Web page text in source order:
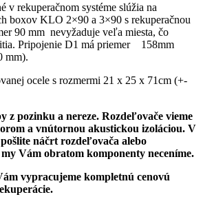
v rekuperačnom systéme slúžia na
boxov KLO 2×90 a 3×90 s rekuperačnou
90 mm nevyžaduje veľa miesta, čo
Pripojenie D1 má priemer 158mm
mm).
ocele s rozmermi 21 x 25 x 71cm (+-
z pozinku a nereze. Rozdeľovače vieme
a vnútornou akustickou izoláciou. V
náčrt rozdeľovača alebo
Vám obratom komponenty neceníme.
vypracujeme kompletnú cenovú